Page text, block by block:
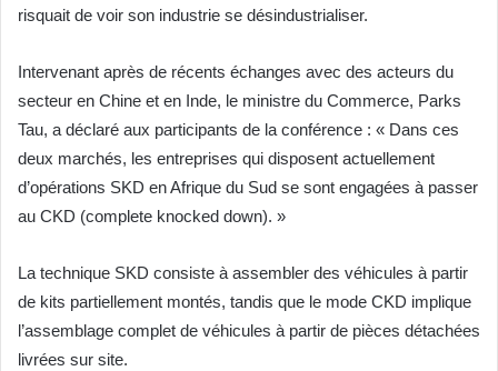
risquait de voir son industrie se désindustrialiser.
Intervenant après de récents échanges avec des acteurs du
secteur en Chine et en Inde, le ministre du Commerce, Parks
Tau, a déclaré aux participants de la conférence : « Dans ces
deux marchés, les entreprises qui disposent actuellement
d’opérations SKD en Afrique du Sud se sont engagées à passer
au CKD (complete knocked down). »
La technique SKD consiste à assembler des véhicules à partir
de kits partiellement montés, tandis que le mode CKD implique
l’assemblage complet de véhicules à partir de pièces détachées
livrées sur site.